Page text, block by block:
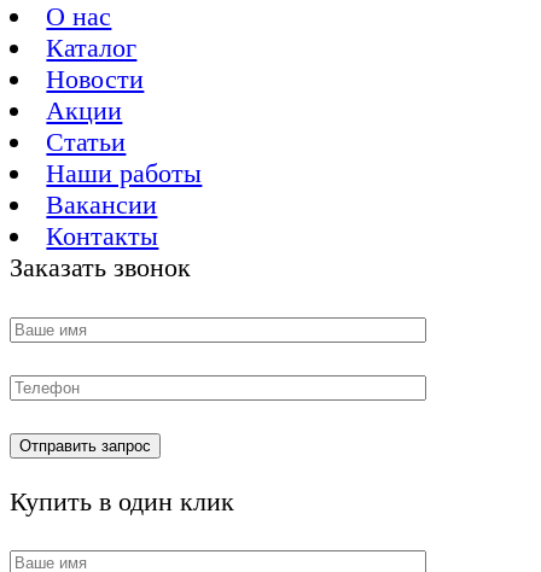
О нас
Каталог
Новости
Акции
Статьи
Наши работы
Вакансии
Контакты
Заказать звонок
Купить в один клик